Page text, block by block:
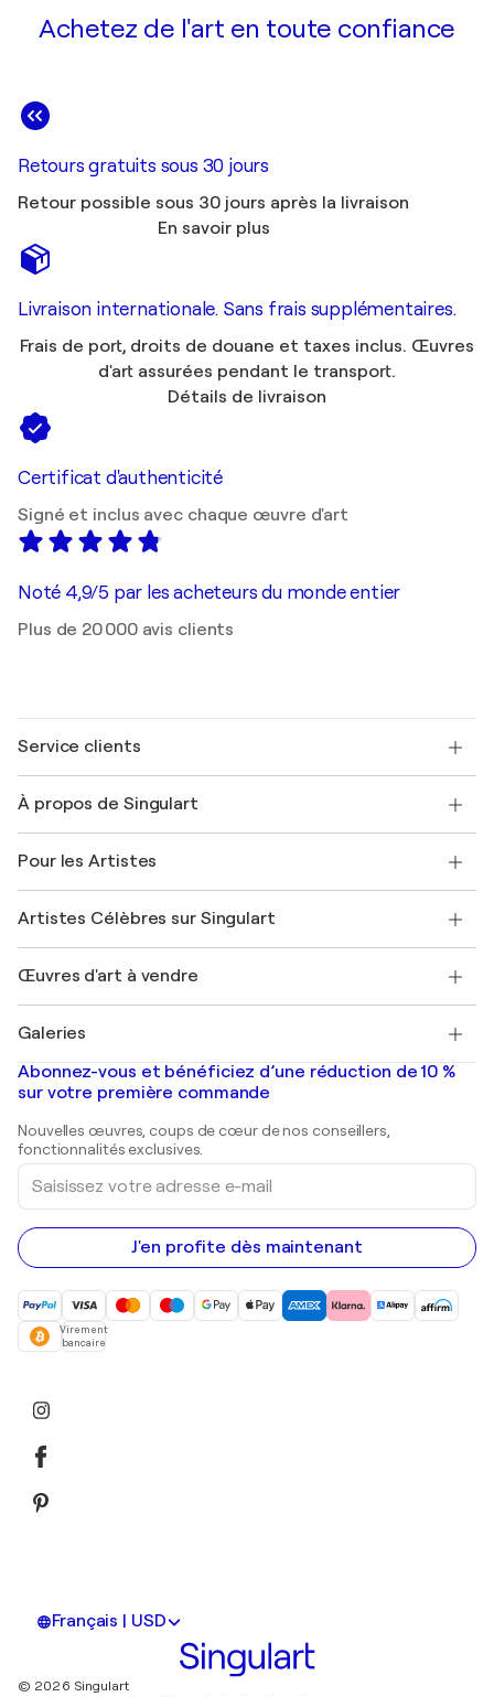
Achetez de l'art en toute confiance
Retours gratuits sous 30 jours
Retour possible sous 30 jours après la livraison
En savoir plus
Livraison internationale. Sans frais supplémentaires.
Frais de port, droits de douane et taxes inclus. Œuvres
d'art assurées pendant le transport.
Détails de livraison
Certificat d'authenticité
Signé et inclus avec chaque œuvre d'art
Noté 4,9/5 par les acheteurs du monde entier
Plus de 20 000 avis clients
Service clients
Expédition
Offrir une carte cadeau
Rejoignez notre programme commercial
Mon compte
+33 1 76 44 06 42
À propos de Singulart
FAQ
Magazine Singulart
Emplois
Découvrez une sélection d'art original
Pour les Artistes
Se connecter en tant qu'Artiste
Artistes Célèbres sur Singulart
Marc Chagall
Banksy
Mr. Brainwash
Shepard Fairey
Œuvres d'art à vendre
Tableaux abstraits à vendre
Peintures de paysage
Estampes
Peintures acryliques
Galeries
Galeries d'art en France
Galeries d'art en Belgique
Abonnez-vous et bénéficiez d’une réduction de 10 %
sur votre première commande
Nouvelles œuvres, coups de cœur de nos conseillers,
fonctionnalités exclusives.
Saisissez
votre
adresse
e-
mail
J'en profite dès maintenant
Virement
bancaire
Français | USD
© 2026 Singulart